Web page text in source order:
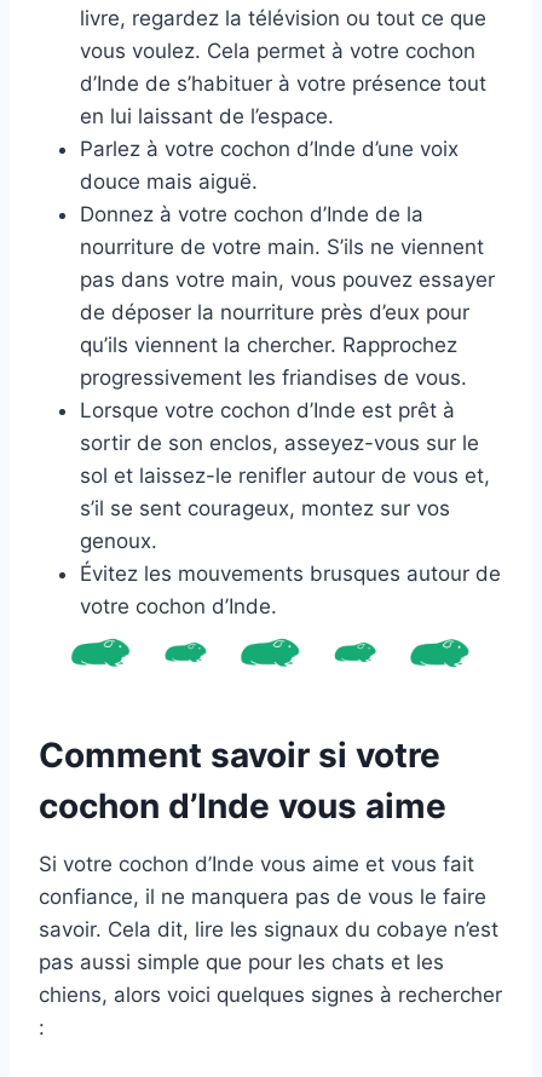
livre, regardez la télévision ou tout ce que
vous voulez. Cela permet à votre cochon
d’Inde de s’habituer à votre présence tout
en lui laissant de l’espace.
Parlez à votre cochon d’Inde d’une voix
douce mais aiguë.
Donnez à votre cochon d’Inde de la
nourriture de votre main. S’ils ne viennent
pas dans votre main, vous pouvez essayer
de déposer la nourriture près d’eux pour
qu’ils viennent la chercher. Rapprochez
progressivement les friandises de vous.
Lorsque votre cochon d’Inde est prêt à
sortir de son enclos, asseyez-vous sur le
sol et laissez-le renifler autour de vous et,
s’il se sent courageux, montez sur vos
genoux.
Évitez les mouvements brusques autour de
votre cochon d’Inde.
Comment savoir si votre
cochon d’Inde vous aime
Si votre cochon d’Inde vous aime et vous fait
confiance, il ne manquera pas de vous le faire
savoir. Cela dit, lire les signaux du cobaye n’est
pas aussi simple que pour les chats et les
chiens, alors voici quelques signes à rechercher
: